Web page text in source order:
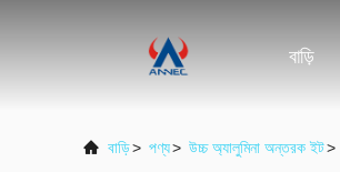
বাড়ি
বাড়ি> পণ্য> উচ্চ অ্যালুমিনা অন্তরক ইট>